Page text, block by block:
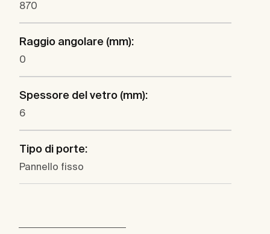
870
Raggio angolare (mm):
0
Spessore del vetro (mm):
6
Tipo di porte:
Pannello fisso